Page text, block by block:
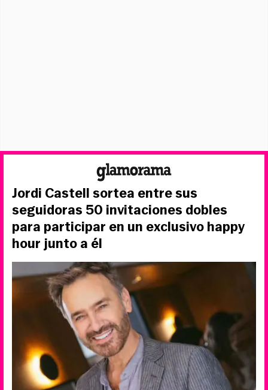
Jordi Castell sortea entre sus
seguidoras 50 invitaciones dobles
para participar en un exclusivo happy
hour junto a él